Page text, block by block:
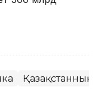
Қазақстанның